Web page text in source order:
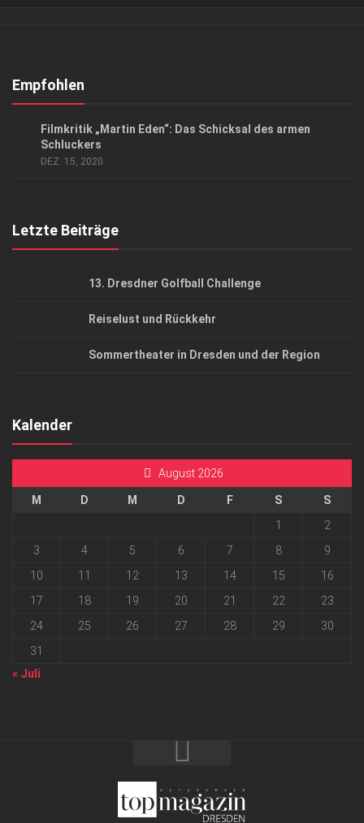
Kontakt, Impressum
Empfohlen
Filmkritik „Martin Eden“: Das Schicksal des armen
Schluckers
DEZ. 15, 2020
Letzte Beiträge
13. Dresdner Golfball Challenge
Reiselust und Rückkehr
Sommertheater in Dresden und der Region
Kalender
August 2026
M D M D F S
S
1
2
3
4 5 6 7 8
9
10
11 12 13 14 15
16
17
18 19 20 21 22
23
24
25 26 27 28 29
30
31
« Juli